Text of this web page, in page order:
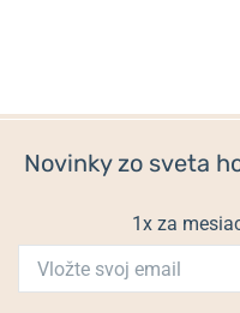
Novinky zo sveta
1x za